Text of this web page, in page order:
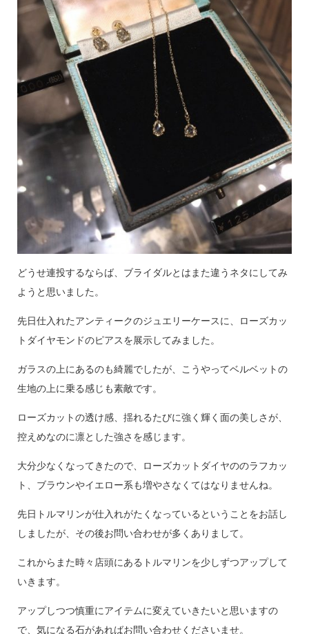
どうせ連投するならば、ブライダルとはまた違うネタにしてみ
ようと思いました。
先日仕入れたアンティークのジュエリーケースに、ローズカッ
トダイヤモンドのピアスを展示してみました。
ガラスの上にあるのも綺麗でしたが、こうやってベルベットの
生地の上に乗る感じも素敵です。
ローズカットの透け感、揺れるたびに強く輝く面の美しさが、
控えめなのに凛とした強さを感じます。
大分少なくなってきたので、ローズカットダイヤののラフカッ
ト、ブラウンやイエロー系も増やさなくてはなりませんね。
先日トルマリンが仕入れがたくなっているということをお話し
しましたが、その後お問い合わせが多くありまして。
これからまた時々店頭にあるトルマリンを少しずつアップして
いきます。
アップしつつ慎重にアイテムに変えていきたいと思いますの
で、気になる石があればお問い合わせくださいませ。